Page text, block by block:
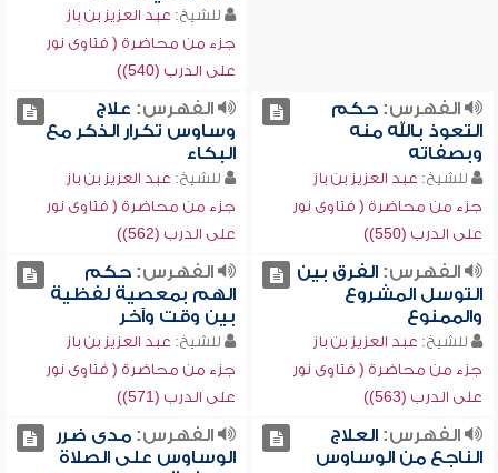
للشيخ: عبد العزيز بن باز
جزء من محاضرة ( فتاوى نور
على الدرب (540))
الفهرس:حكم
التعوذ بالله منه
وبصفاته
للشيخ: عبد العزيز بن باز
جزء من محاضرة ( فتاوى نور
على الدرب (550))
الفهرس: علاج
وساوس تكرار الذكر مع
البكاء
للشيخ: عبد العزيز بن باز
جزء من محاضرة ( فتاوى نور
على الدرب (562))
الفهرس:الفرق بين
التوسل المشروع
والممنوع
للشيخ: عبد العزيز بن باز
جزء من محاضرة ( فتاوى نور
على الدرب (563))
الفهرس:حكم
الهم بمعصية لفظية
بين وقت وآخر
للشيخ: عبد العزيز بن باز
جزء من محاضرة ( فتاوى نور
على الدرب (571))
الفهرس:العلاج
الناجع من الوساوس
الفهرس:مدى ضرر
الوساوس على الصلاة